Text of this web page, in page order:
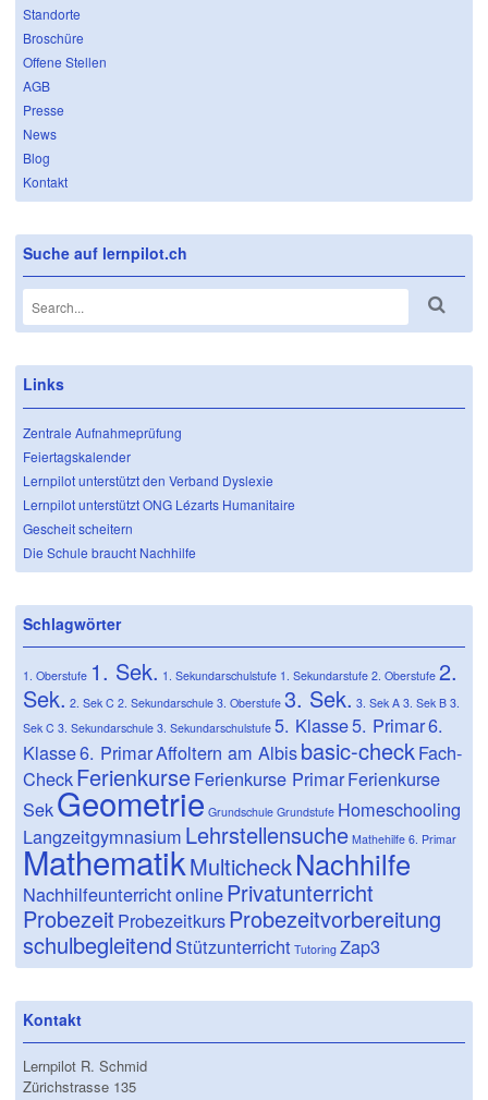
Standorte
Broschüre
Offene Stellen
AGB
Presse
News
Blog
Kontakt
Suche auf lernpilot.ch
Links
Zentrale Aufnahmeprüfung
Feiertagskalender
Lernpilot unterstützt den Verband Dyslexie
Lernpilot unterstützt ONG Lézarts Humanitaire
Gescheit scheitern
Die Schule braucht Nachhilfe
Schlagwörter
1. Oberstufe 1. Sek. 1. Sekundarschulstufe 1. Sekundarstufe 2. Oberstufe 2.
Sek. 2. Sek C 2. Sekundarschule 3. Oberstufe 3. Sek. 3. Sek A 3. Sek B 3.
Sek C 3. Sekundarschule 3. Sekundarschulstufe 5. Klasse5. Primar6.
Klasse6. PrimarAffoltern am Albisbasic-checkFach-
CheckFerienkurseFerienkurse PrimarFerienkurse
SekGeometrie Grundschule Grundstufe Homeschooling
Langzeitgymnasium Lehrstellensuche Mathehilfe 6. Primar
MathematikMulticheckNachhilfe
NachhilfeunterrichtonlinePrivatunterricht
Probezeit ProbezeitkursProbezeitvorbereitung
schulbegleitend Stützunterricht Tutoring Zap3
Kontakt
Lernpilot R. Schmid
Zürichstrasse 135